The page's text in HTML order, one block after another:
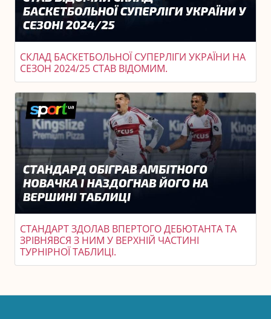
СКЛАД БАСКЕТБОЛЬНОЇ СУПЕРЛІГИ УКРАЇНИ НА
СЕЗОН 2024/25 СТАВ ВІДОМИМ.
СТАНДАРТ ЗДОЛАВ ВПЕРТОГО ДЕБЮТАНТА ТА
ЗРІВНЯВСЯ З НИМ У ВЕРХНІЙ ЧАСТИНІ
ТУРНІРНОЇ ТАБЛИЦІ.